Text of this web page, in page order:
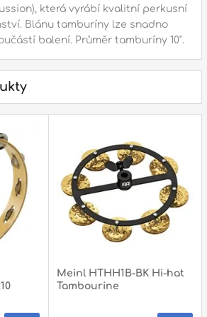
která vyrábí kvalitní perkusní
Blánu tamburíny lze snadno
balení. Průměr tamburíny 10".
Meinl HTHH1B-BK Hi-hat
Tambourine